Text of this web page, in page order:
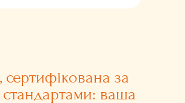
сертифікована за
стандартами: ваша